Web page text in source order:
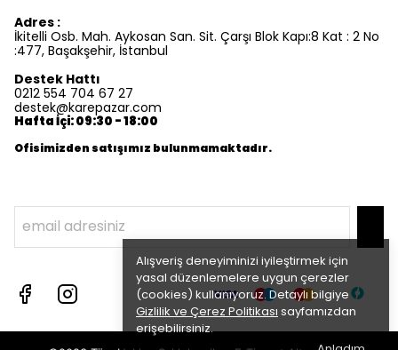
Alışveriş deneyiminizi iyileştirmek için
yasal düzenlemelere uygun çerezler
(cookies) kullanıyoruz. Detaylı bilgiye
Gizlilik ve Çerez Politikası sayfamızdan
erişebilirsiniz.
Adres :
İkitelli Osb. Mah. Aykosan San. Sit. Çarşı Blok Kapı:8 Kat : 2 No
:477, Başakşehir, İstanbul
Destek Hattı
0212 554 704 67 27
destek@karepazar.com
Hafta İçi: 09:30 - 18:00
Ofisimizden satışımız bulunmamaktadır.